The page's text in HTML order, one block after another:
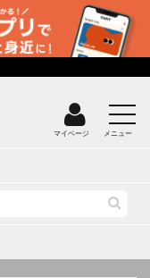
マイページ メニュー